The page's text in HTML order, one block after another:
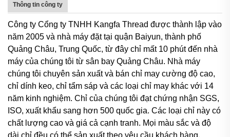
Thông tin công ty
Công ty Cổng ty TNHH Kangfa Thread được thành lập vào
năm 2005 và nhà máy đặt tại quận Baiyun, thành phố
Quảng Châu, Trung Quốc, từ đây chỉ mất 10 phút đến nhà
máy của chúng tôi từ sân bay Quảng Châu. Nhà máy
chúng tôi chuyên sản xuất và bán chỉ may cường độ cao,
chỉ dính keo, chỉ tẩm sáp và các loại chỉ may khác với 14
năm kinh nghiệm. Chỉ của chúng tôi đạt chứng nhận SGS,
ISO, xuất khẩu sang hơn 500 quốc gia. Các loại chỉ này có
chất lượng cao và giá cả cạnh tranh. Mọi màu sắc và độ
dài chỉ đều có thể sản xuất theo yêu cầu khách hàng.